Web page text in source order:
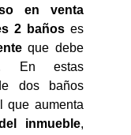
en venta
2 baños es
que debe
En estas
dos baños
que aumenta
inmueble,